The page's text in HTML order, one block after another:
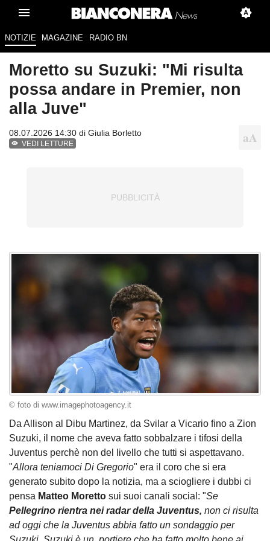
NOTIZIE MAGAZINE RADIO BN
Moretto su Suzuki: "Mi risulta
possa andare in Premier, non
alla Juve"
08.07.2026 14:30 di Giulia Borletto
VEDI LETTURE
© foto di www.imagephotoagency.it
Da Allison al Dibu Martinez, da Svilar a Vicario fino a Zion
Suzuki, il nome che aveva fatto sobbalzare i tifosi della
Juventus perchè non del livello che tutti si aspettavano.
"Allora teniamoci Di Gregorio" era il coro che si era
generato subito dopo la notizia, ma a sciogliere i dubbi ci
pensa Matteo Moretto sui suoi canali social: "Se
Pellegrino rientra nei radar della Juventus, non ci risulta
ad oggi che la Juventus abbia fatto un sondaggio per